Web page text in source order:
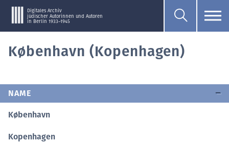
Digitales Archiv
jüdischer Autorinnen und Autoren
in Berlin 1933–1945
København (Kopenhagen)
NAME
København
Kopenhagen